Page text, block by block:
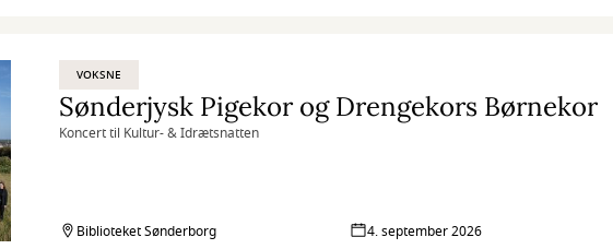
VOKSNE
Sønderjysk Pigekor og Drengekors Børnekor
Koncert til Kultur- & Idrætsnatten
Biblioteket Sønderborg 4. september 2026